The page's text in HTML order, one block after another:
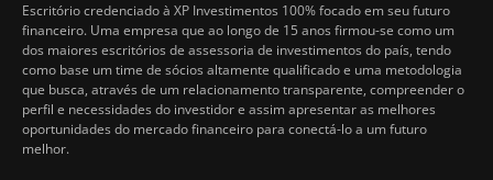
Escritório credenciado à XP Investimentos 100% focado em seu futuro
financeiro. Uma empresa que ao longo de 15 anos firmou-se como um
dos maiores escritórios de assessoria de investimentos do país, tendo
como base um time de sócios altamente qualificado e uma metodologia
que busca, através de um relacionamento transparente, compreender o
perfil e necessidades do investidor e assim apresentar as melhores
oportunidades do mercado financeiro para conectá-lo a um futuro
melhor.